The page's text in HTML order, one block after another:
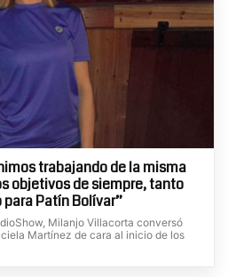
trabajando de la misma
objetivos de siempre, tanto
para Patín Bolívar”
Milanjo Villacorta conversó
Martínez de cara al inicio de los